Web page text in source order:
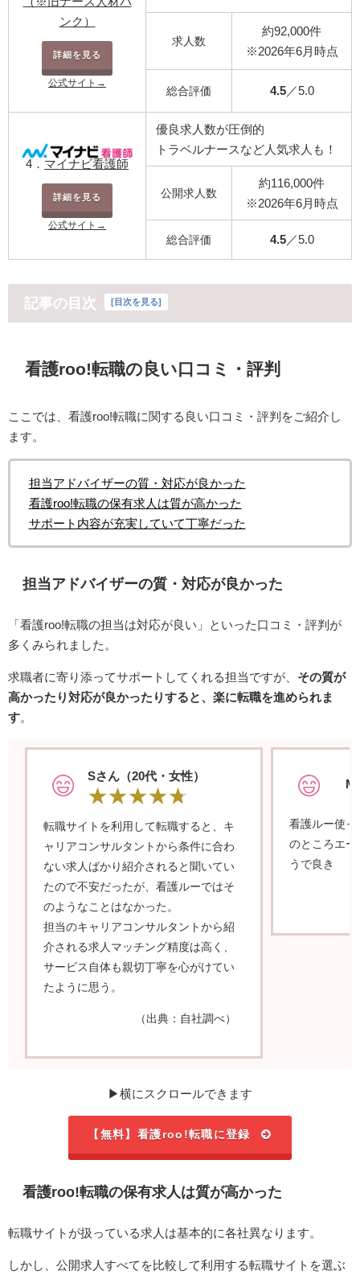
ンク）
詳細を見る
公式サイト→
求人数
約92,000件
※2026年6月時点
総合評価 4.5／5.0
4． マイナビ看護師
詳細を見る
公式サイト→
優良求人数が圧倒的
トラベルナースなど人気求人も！
公開求人数
約116,000件
※2026年6月時点
総合評価 4.5／5.0
記事の目次 目次を見る
看護roo!転職の良い口コミ・評判
ここでは、看護roo!転職に関する良い口コミ・評判をご紹介し
ます。
担当アドバイザーの質・対応が良かった
看護roo!転職の保有求人は質が高かった
サポート内容が充実していて丁寧だった
担当アドバイザーの質・対応が良かった
「看護roo!転職の担当は対応が良い」といった口コミ・評判が
多くみられました。
求職者に寄り添ってサポートしてくれる担当ですが、 その質が
高かったり対応が良かったりすると、楽に転職を進められま
す
Sさん（20代・女性）
転職サイトを利用して転職すると、キ
ャリアコンサルタントから条件に合わ
ない求人ばかり紹介されると聞いてい
たので不安だったが、看護ルーではそ
のようなことはなかった。
担当のキャリアコンサルタントから紹
介される求人マッチング精度は高く、
サービス自体も親切丁寧を心がけてい
たように思う。
（出典：自社調べ）
M
看護ルー使っ
のところエー
うで良き
▶横にスクロールできます
【無料】看護roo!転職に登録
看護roo!転職の保有求人は質が高かった
転職サイトが扱っている求人は基本的に各社異なります。
しかし、公開求人すべてを比較して利用する転職サイトを選ぶ